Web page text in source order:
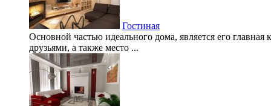
Гостиная
Основной частью идеального дома, является его
друзьями, а также место ...